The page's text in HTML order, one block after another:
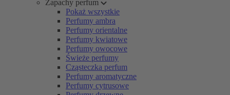
Zapachy perfum
Pokaż wszystkie
Perfumy ambra
Perfumy orientalne
Perfumy kwiatowe
Perfumy owocowe
Świeże perfumy
Cząsteczka perfum
Perfumy aromatyczne
Perfumy cytrusowe